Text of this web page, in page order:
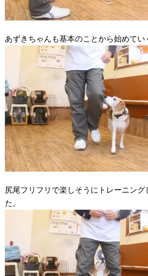
あずきちゃんも基本のことから始めてい
尻尾フリフリで楽しそうにトレーニング
た。